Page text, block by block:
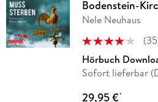
Bodenstein-
Nele Neuhaus
(35
Hörbuch
Sofort lieferbar
29,95 €*